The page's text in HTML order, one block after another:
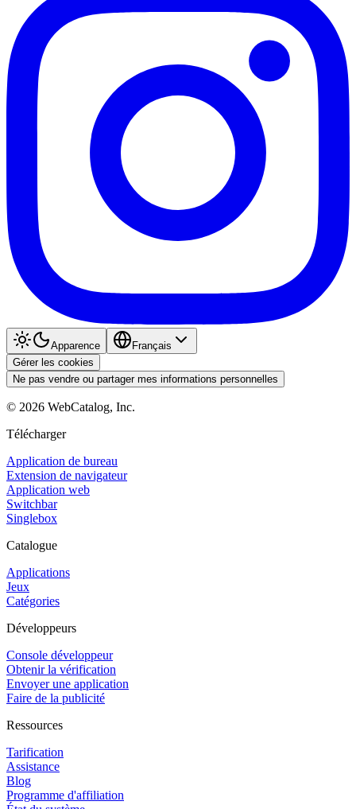
Apparence
Français
Gérer les cookies
Ne pas vendre ou partager mes informations personnelles
© 2026 WebCatalog, Inc.
Télécharger
Application de bureau
Extension de navigateur
Application web
Switchbar
Singlebox
Catalogue
Applications
Jeux
Catégories
Développeurs
Console développeur
Obtenir la vérification
Envoyer une application
Faire de la publicité
Ressources
Tarification
Assistance
Blog
Programme d'affiliation